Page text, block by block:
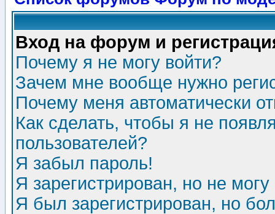
Вход на форум и
Почему я не могу войти?
Зачем мне вообще нужно
Почему меня автоматически
Как сделать, чтобы я не
пользователей?
Я забыл пароль!
Я зарегистрирован, но не могу
Я был зарегистрирован, но